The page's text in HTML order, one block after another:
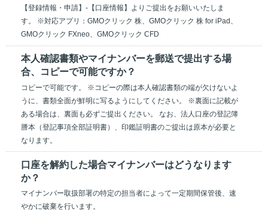
【登録情報・申請】-【口座情報】よりご提出をお願いいたしま
す。 ※対応アプリ：GMOクリック 株、GMOクリック 株 for iPad、
GMOクリック FXneo、GMOクリック CFD
本人確認書類やマイナンバーを郵送で提出する場
合、コピーで可能ですか？
コピーで可能です。 ※コピーの際は本人確認書類の端が欠けないよ
うに、書類全面が鮮明に写るようにしてください。 ※裏面に記載が
ある場合は、裏面も必ずご提出ください。 なお、法人口座の登記簿
謄本（登記事項全部証明書）、印鑑証明書のご提出は原本が必要と
なります。
口座を解約した場合マイナンバーはどうなります
か？
マイナンバー取扱部署の特定の担当者によって一定期間保管後、速
やかに破棄を行います。